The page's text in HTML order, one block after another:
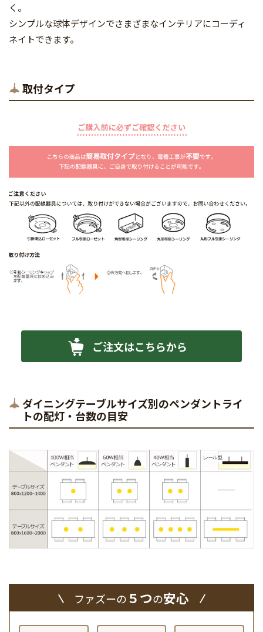
く。
シンプルな球体デザインでさまざまなインテリアにコーディ
ネイトできます。
取付タイプ
ご注文はこちらから
ダイニングテーブルサイズ別のペンダントライ
トの配灯・台数の目安
ファズーの５つの安心